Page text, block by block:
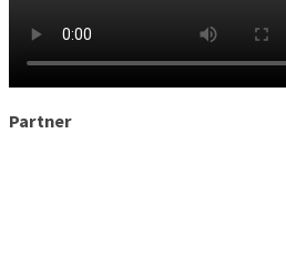
Partner